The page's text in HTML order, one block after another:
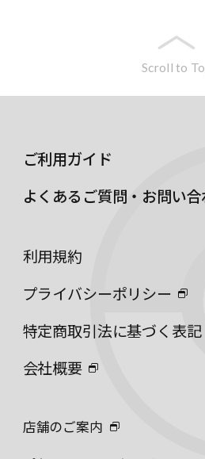
Scroll to
ご利用ガイド
よくあるご質問・お問い
利用規約
プライバシーポリシー
特定商取引法に基づく表記
会社概要
店舗のご案内